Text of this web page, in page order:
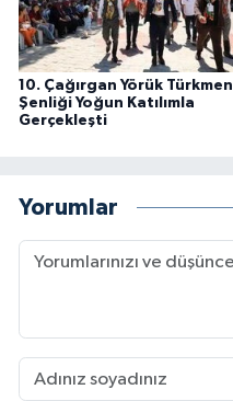
10. Çağırgan Yörük Türkmen
Şenliği Yoğun Katılımla
Gerçekleşti
Yorumlar